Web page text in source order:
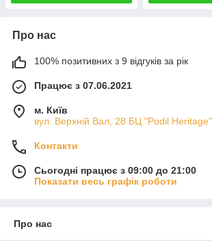
Про нас
100% позитивних з 9 відгуків за рік
Працює з 07.06.2021
м. Київ
вул. Верхній Вал, 28 БЦ "Podil
Контакти
Сьогодні працює з 09:00 до 21:00
Показати весь графік роботи
Про нас